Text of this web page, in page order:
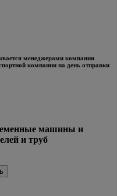
менеджерами компании
компании на день отправки
машины и
и труб